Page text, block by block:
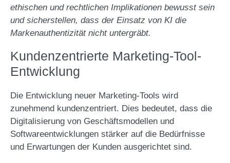
ethischen und rechtlichen Implikationen bewusst sein
und sicherstellen, dass der Einsatz von KI die
Markenauthentizität nicht untergräbt.
Kundenzentrierte Marketing-Tool-
Entwicklung
Die Entwicklung neuer Marketing-Tools wird
zunehmend kundenzentriert. Dies bedeutet, dass die
Digitalisierung von Geschäftsmodellen und
Softwareentwicklungen stärker auf die Bedürfnisse
und Erwartungen der Kunden ausgerichtet sind.